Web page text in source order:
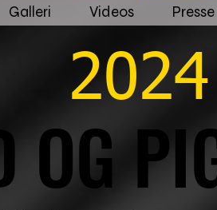
Galleri Videos Presse
2024
OG
OG